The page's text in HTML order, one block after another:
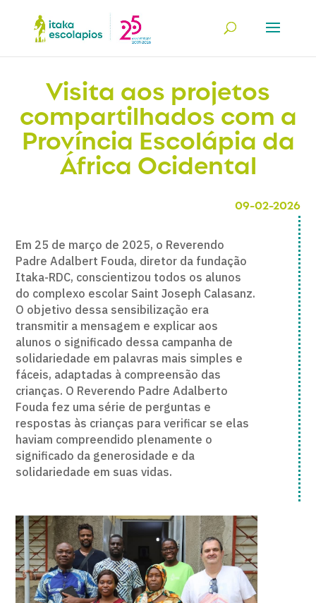
Visita aos projetos
compartilhados com a
Província Escolápia da
África Ocidental
09-02-2026
Em 25 de março de 2025, o Reverendo
Padre Adalbert Fouda, diretor da fundação
Itaka-RDC, conscientizou todos os alunos
do complexo escolar Saint Joseph Calasanz.
O objetivo dessa sensibilização era
transmitir a mensagem e explicar aos
alunos o significado dessa campanha de
solidariedade em palavras mais simples e
fáceis, adaptadas à compreensão das
crianças. O Reverendo Padre Adalberto
Fouda fez uma série de perguntas e
respostas às crianças para verificar se elas
haviam compreendido plenamente o
significado da generosidade e da
solidariedade em suas vidas.